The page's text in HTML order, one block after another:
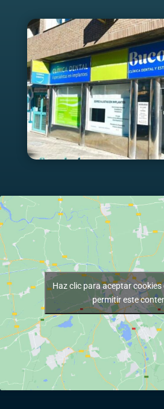
Haz clic para aceptar
permitir este